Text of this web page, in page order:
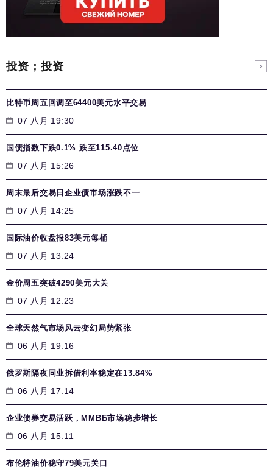
投资；投资
比特币周五回调至64400美元水平交易
07 八月 19:30
国债指数下跌0.1% 跌至115.40点位
07 八月 15:26
周末最后交易日企业债市场涨跌不一
07 八月 14:25
国际油价收盘报83美元每桶
07 八月 13:24
金价周五突破4290美元大关
07 八月 12:23
全球天然气市场风云变幻局势紧张
06 八月 19:16
俄罗斯隔夜同业拆借利率稳定在13.84%
06 八月 17:14
企业债券交易活跃，MMВБ市场稳步增长
06 八月 15:11
布伦特油价稳守79美元关口